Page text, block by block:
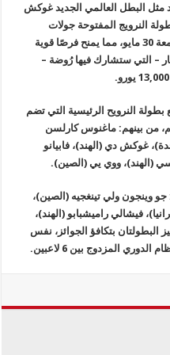
مثل البطل العالمي الجديد غوكش
النرويج المفتوحة جولات
مزدوجة في يومي الخميس 29 مايو والجمعة 30 مايو، مما يمنح فرصًا قوية
– التي ستشارك فيها رُوضة –
بطولة النرويح الرئيسية التي تضم
من بينهم: ماغنوس كارلسن
غوكش دي (الهند)، فابيانو
(الهند)، ووي يي (الصين).
وينجون ولي تينغجيه (الصين)،
فيشالي راميشبابو (الهند)،
البطولتان بتكافؤ الجوائز، نفس
المزدوج بين 6 لاعبين.